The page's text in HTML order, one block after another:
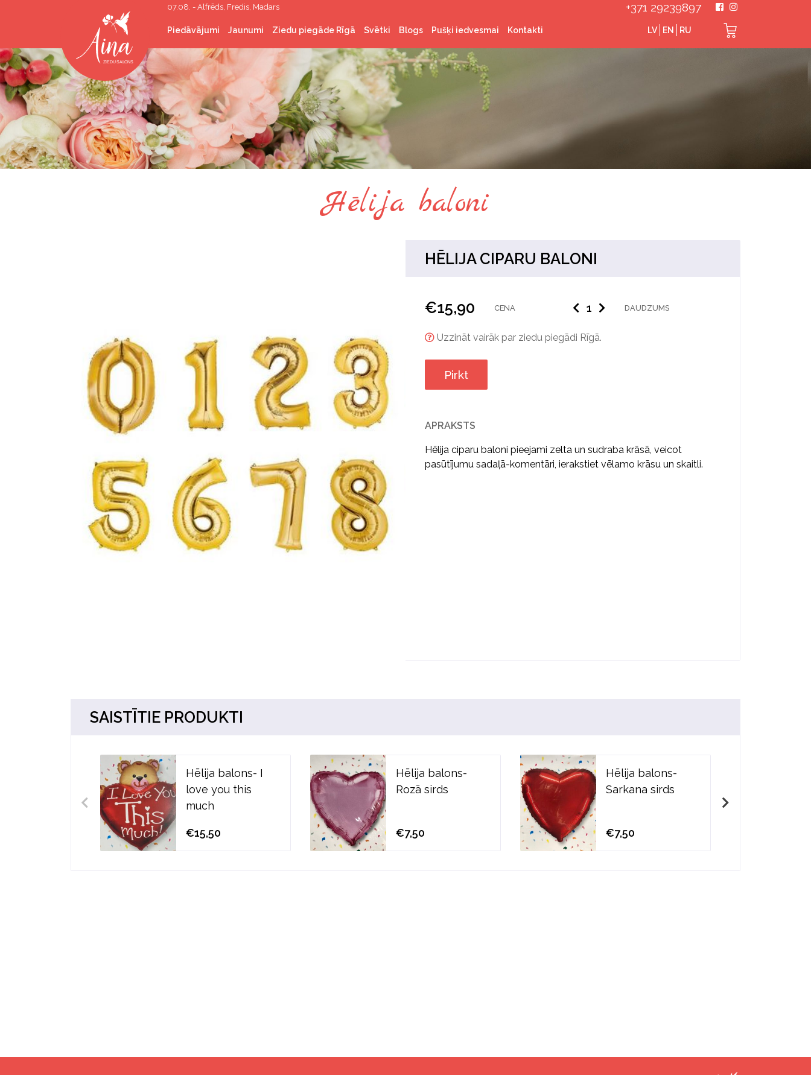
07.08. - Alfrēds, Fredis, Madars
LV EN RU
Piedāvājumi
Grieztie ziedi
Ziedu pušķi
Ziedi kastītē
Kāzu floristika
Sēru floristika
Telpaugi
Telpu apzaļumošana
Dāvanas
Jaunumi Ziedu piegāde Rīgā Svētki
Latvijas valsts svētki
Ziemassvētki
Valentīndiena
Lieldienas
Līgo svētki
Blogs Pušķi iedvesmai Kontakti
+371 29239897
Hēlija baloni
HĒLIJA CIPARU BALONI
€15,90 CENA DAUDZUMS
Uzzināt vairāk par ziedu piegādi Rīgā.
Pirkt
APRAKSTS
Hēlija ciparu baloni pieejami zelta un sudraba krāsā, veicot
pasūtījumu sadaļā-komentāri, ierakstiet vēlamo krāsu un skaitli.
SAISTĪTIE PRODUKTI
Hēlija balons- I
love you this
much
€15,50
Hēlija balons-
Rozā sirds
€7,50
Hēlija balons-
Sarkana sirds
€7,50